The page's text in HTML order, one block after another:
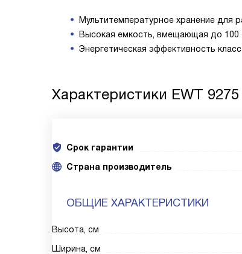
Мультитемпературное хранение для
Высокая емкость, вмещающая до 100
Энергетическая эффективность
Характеристики EWT 9275
Срок гарантии
Cтрана производитель
ОБЩИЕ ХАРАКТЕРИСТИКИ
Высота, см
Ширина, см